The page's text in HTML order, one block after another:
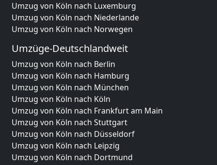
Umzug von Köln nach Luxemburg
Umzug von Köln nach Niederlande
Umzug von Köln nach Norwegen
Umzüge-Deutschlandweit
Umzug von Köln nach Berlin
Umzug von Köln nach Hamburg
Umzug von Köln nach München
Umzug von Köln nach Köln
Umzug von Köln nach Frankfurt am Main
Umzug von Köln nach Stuttgart
Umzug von Köln nach Düsseldorf
Umzug von Köln nach Leipzig
Umzug von Köln nach Dortmund